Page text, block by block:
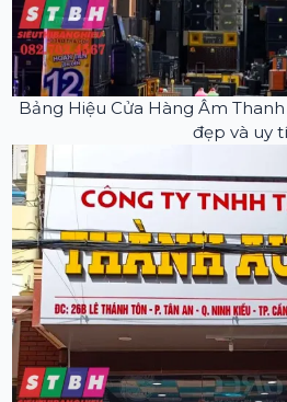
Bảng Hiệu Cửa Hàng Âm
đẹp và uy